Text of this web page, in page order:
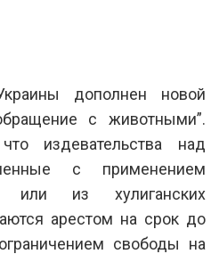
дополнен новой
с животными”.
издевательства над
с применением
или из хулиганских
арестом на срок до
свободы на